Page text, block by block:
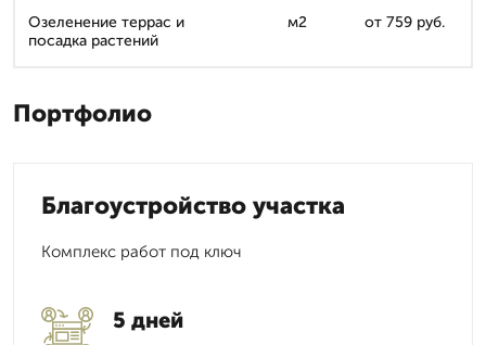
Озеленение террас и
посадка растений
м2 от 759 руб.
Портфолио
Благоустройство участка
Комплекс работ под ключ
5 дней